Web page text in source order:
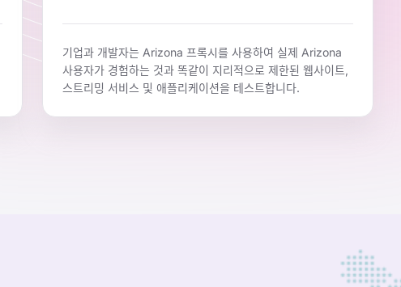
기업과 개발자는 Arizona 프록시를 사용하여 실제 Arizona
사용자가 경험하는 것과 똑같이 지리적으로 제한된 웹사이트,
스트리밍 서비스 및 애플리케이션을 테스트합니다.